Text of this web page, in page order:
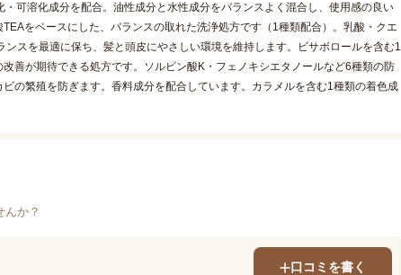
可溶化成分を配合。油性成分と水性成分をバランスよく混合し、使用感の良い
をベースにした、バランスの取れた洗浄処方です（1種類配合）。乳酸・クエ
スを最適に保ち、髪と頭皮にやさしい環境を維持します。ビサボロールを含む1
善が期待できる処方です。ソルビン酸K・フェノキシエタノールなど6種類の防
の繁殖を防ぎます。香料成分を配合しています。カラメルを含む1種類の着色成
んか？
口コミを書く